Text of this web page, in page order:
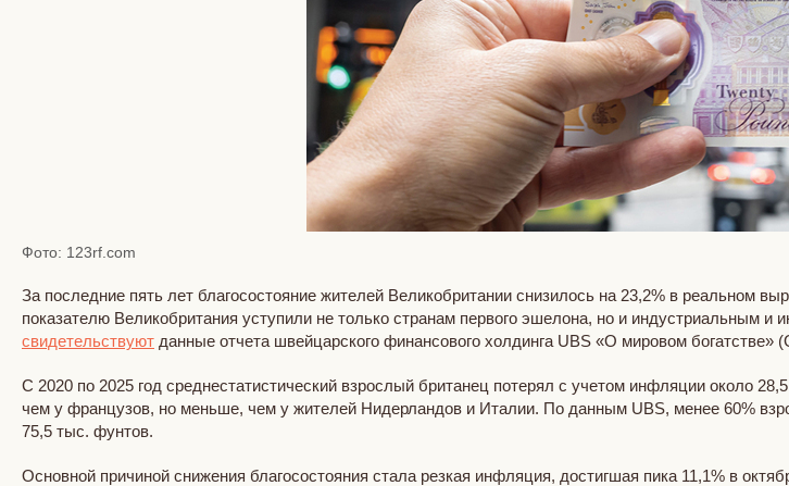
Фото: 123rf.com
За последние пять лет благосостояние жителей Великобритании снизилось на 23,2% в реальном
показателю Великобритания уступили не только странам первого эшелона, но и индустриальным
свидетельствуют данные отчета швейцарского финансового холдинга UBS «О мировом богатстве»
С 2020 по 2025 год среднестатистический взрослый британец потерял с учетом инфляции около
чем у французов, но меньше, чем у жителей Нидерландов и Италии. По данным UBS, менее 60%
75,5 тыс. фунтов.
Основной причиной снижения благосостояния стала резкая инфляция, достигшая пика 11,1% в